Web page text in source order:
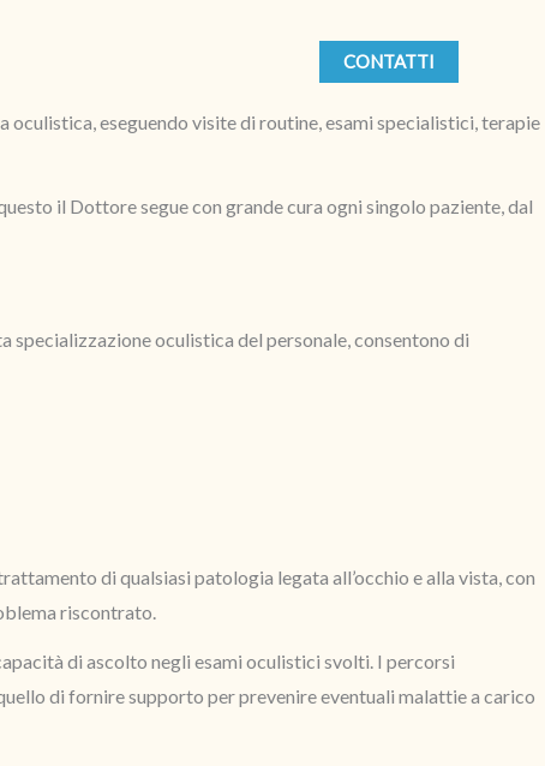
CONTATTI
oculistica, eseguendo visite di routine, esami specialistici, terapie
il Dottore segue con grande cura ogni singolo paziente, dal
specializzazione oculistica del personale, consentono di
di qualsiasi patologia legata all’occhio e alla vista, con
riscontrato.
di ascolto negli esami oculistici svolti. I percorsi
di fornire supporto per prevenire eventuali malattie a carico